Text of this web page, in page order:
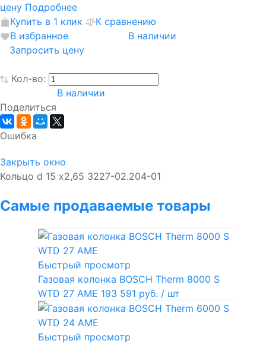
цену Подробнее
Купить в 1 клик
К сравнению
В избранное
В наличии
Запросить цену
Кол-во:
В наличии
Поделиться
Ошибка
Закрыть окно
Кольцо d 15 х2,65 3227-02.204-01
Самые продаваемые товары
Быстрый просмотр
Газовая колонка BOSCH Therm 8000 S
WTD 27 AME 193 591 руб. / шт
Быстрый просмотр